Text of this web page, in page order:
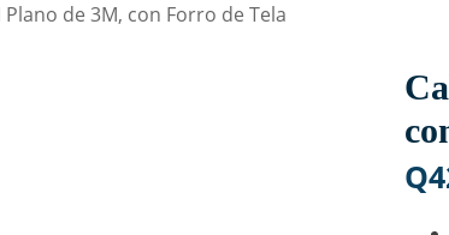
Plano de 3M, con Forro de Tela
Q